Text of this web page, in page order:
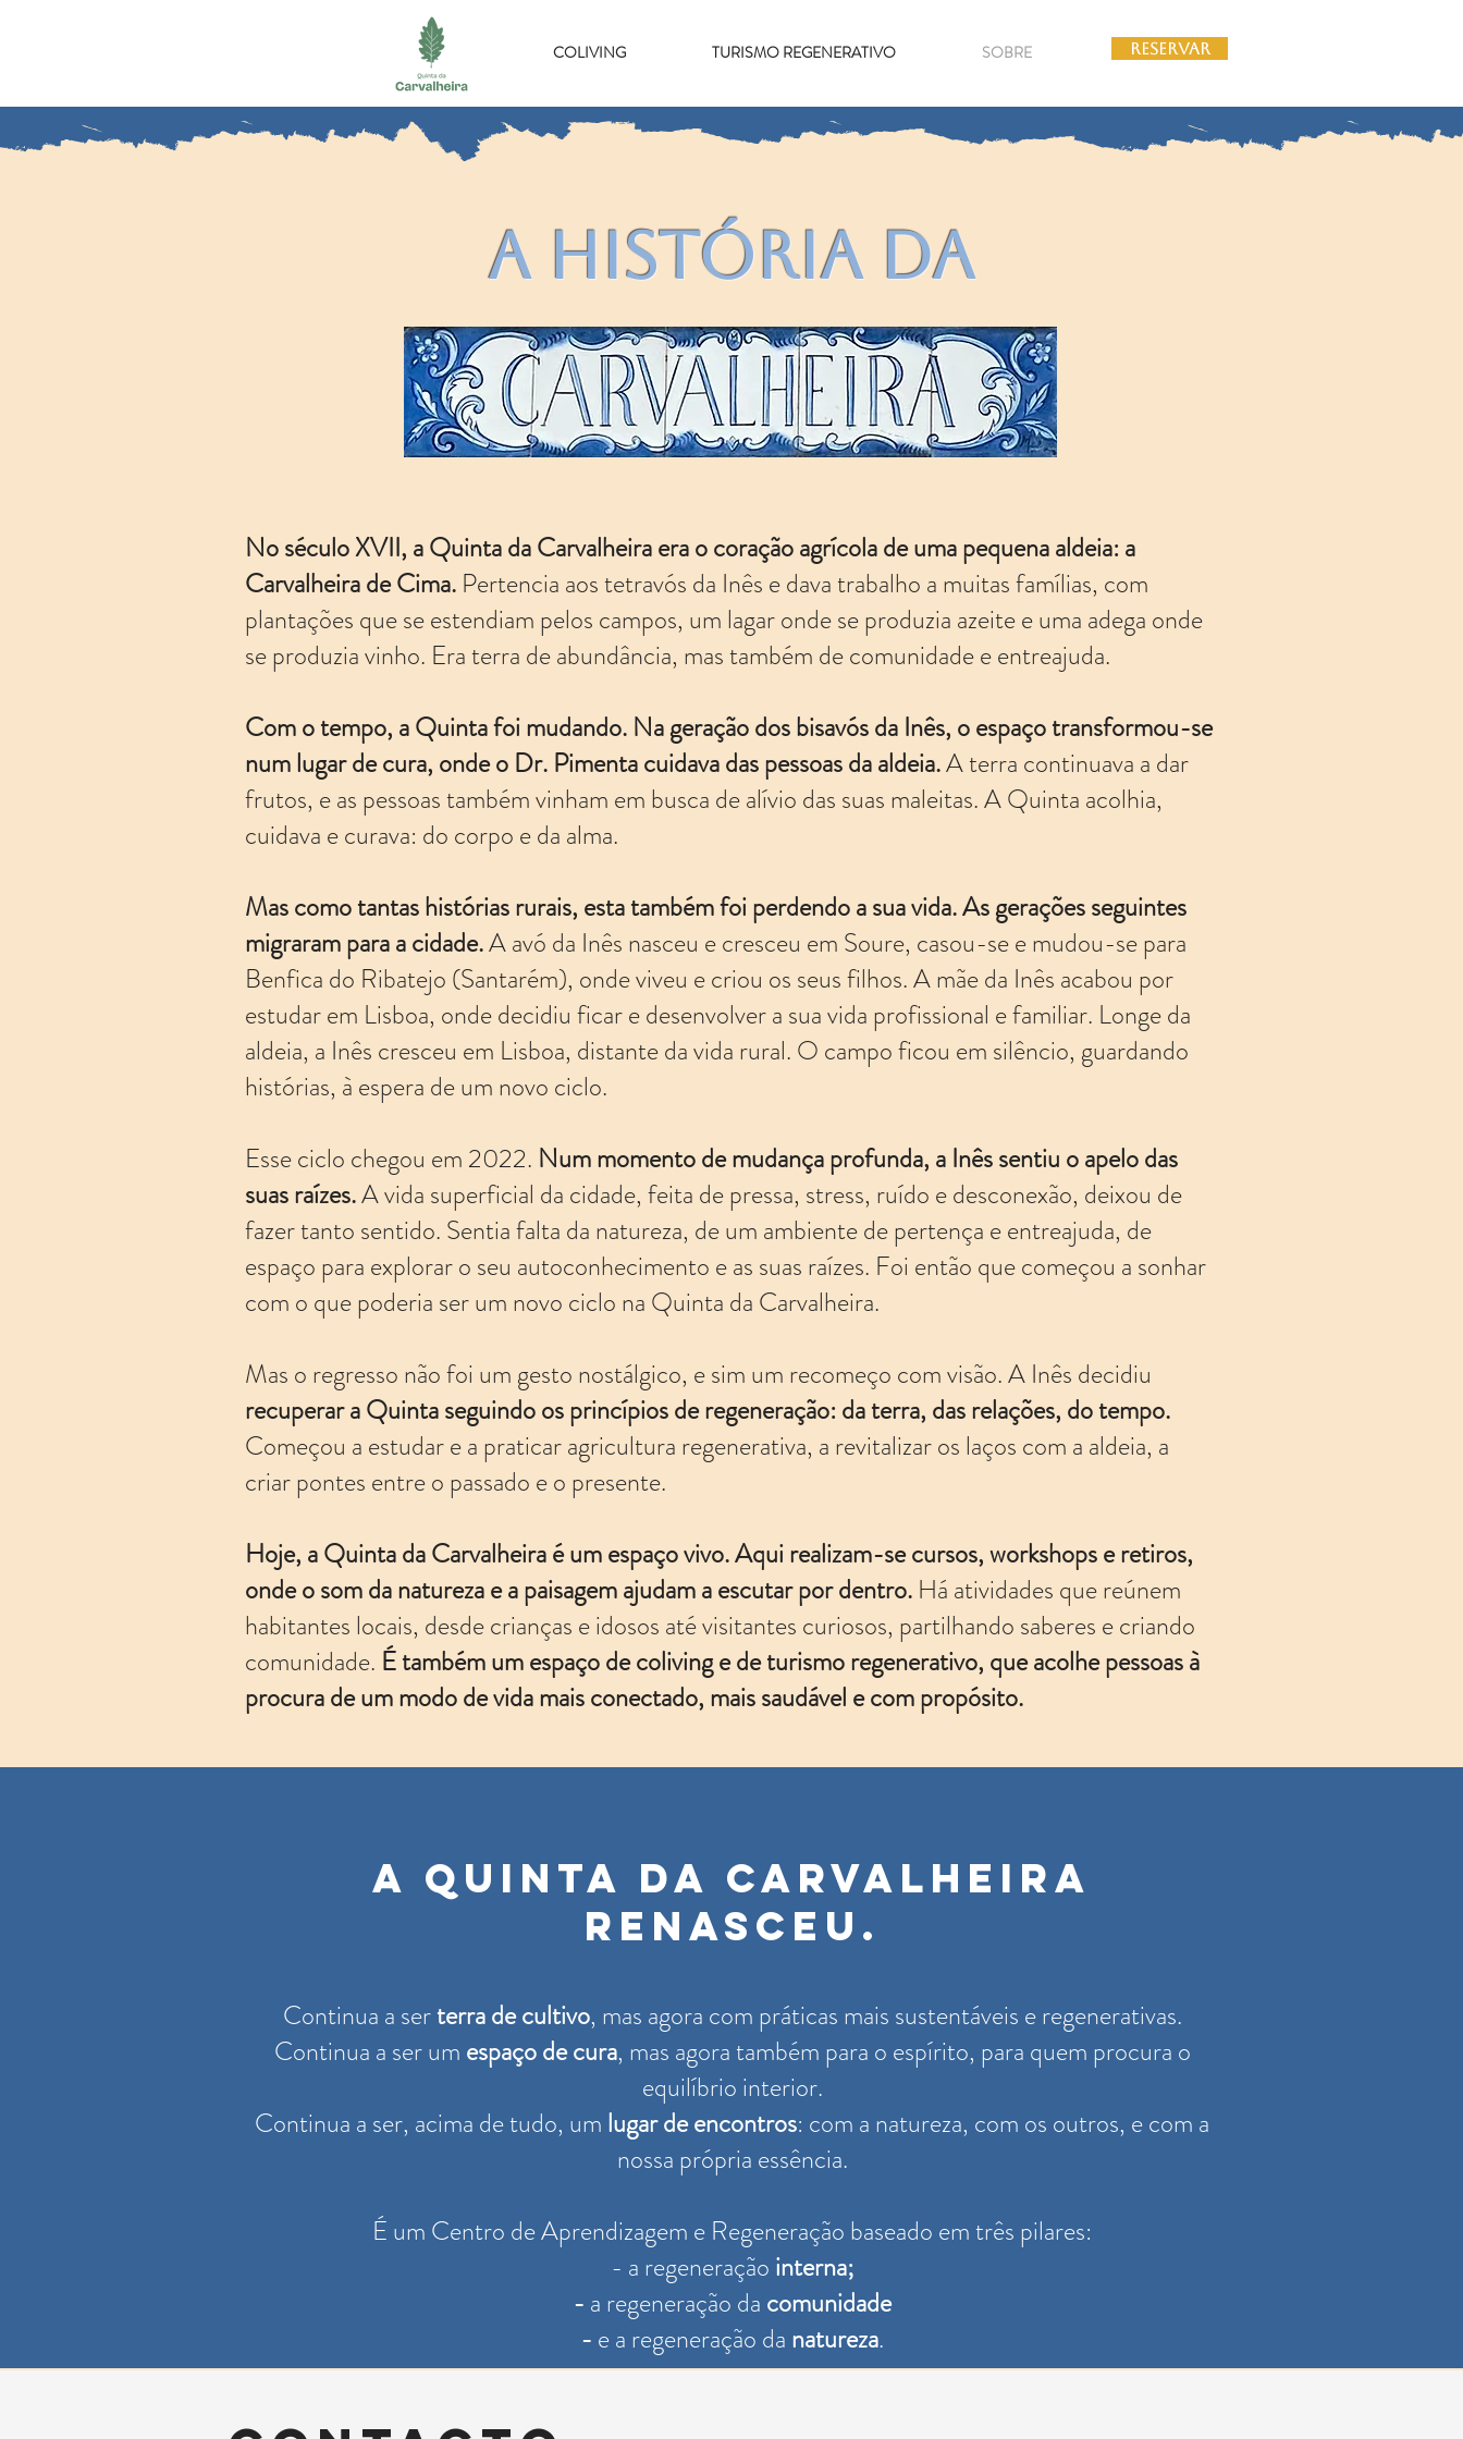
COLIVING TURISMO REGENERATIVO SOBRE RESERVAR
A História da
No século XVII, a Quinta da Carvalheira era o coração agrícola de uma pequena aldeia: a
Carvalheira de Cima. Pertencia aos tetravós da Inês e dava trabalho a muitas famílias, com
plantações que se estendiam pelos campos, um lagar onde se produzia azeite e uma adega onde
se produzia vinho. Era terra de abundância, mas também de comunidade e entreajuda.
Com o tempo, a Quinta foi mudando. Na geração dos bisavós da Inês, o espaço transformou-se
num lugar de cura, onde o Dr. Pimenta cuidava das pessoas da aldeia.A terra continuava a dar
frutos, e as pessoas também vinham em busca de alívio das suas maleitas. A Quinta acolhia,
cuidava e curava: do corpo e da alma.
Mas como tantas histórias rurais, esta também foi perdendo a sua vida. As gerações seguintes
migraram para a cidade.A avó da Inês nasceu e cresceu em Soure, casou-se e mudou-se para
Benfica do Ribatejo (Santarém), onde viveu e criou os seus filhos. A mãe da Inês acabou por
estudar em Lisboa, onde decidiu ficar e desenvolver a sua vida profissional e familiar. Longe da
aldeia, a Inês cresceu em Lisboa, distante da vida rural. O campo ficou em silêncio, guardando
histórias, à espera de um novo ciclo.
Esse ciclo chegou em 2022. Num momento de mudança profunda, a Inês sentiu o apelo das
suas raízes.A vida superficial da cidade, feita de pressa, stress, ruído e desconexão, deixou de
fazer tanto sentido. Sentia falta da natureza, de um ambiente de pertença e entreajuda, de
espaço para explorar o seu autoconhecimento e as suas raízes. Foi então que começou a sonhar
com o que poderia ser um novo ciclo na Quinta da Carvalheira.
Mas o regresso não foi um gesto nostálgico, e sim um recomeço com visão. A Inês decidiu
recuperar a Quinta seguindo os princípios de regeneração: da terra, das relações, do tempo.
Começou a estudar e a praticar agricultura regenerativa, a revitalizar os laços com a aldeia, a
criar pontes entre o passado e o presente.
Hoje, a Quinta da Carvalheira é um espaço vivo. Aqui realizam-se cursos, workshops e retiros,
onde o som da natureza e a paisagem ajudam a escutar por dentro. Há atividades que reúnem
habitantes locais, desde crianças e idosos até visitantes curiosos, partilhando saberes e criando
comunidade. É também um espaço de coliving e de turismo regenerativo, que acolhe pessoas à
procura de um modo de vida mais conectado, mais saudável e com propósito.
A Quinta da Carvalheira
renasceu.
Continua a serterra de cultivo, mas agora com práticas mais sustentáveis e regenerativas.
Continua a ser um espaço de cura, mas agora também para o espírito, para quem procura o
equilíbrio interior.
Continua a ser, acima de tudo, um lugar de encontros: com a natureza, com os outros, e com a
nossa própria essência.
É um Centro de Aprendizagem e Regeneração baseado em três pilares:
- a regeneração interna;
- a regeneração da comunidade
- e a regeneração da natureza.